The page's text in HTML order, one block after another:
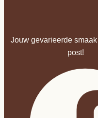
Jouw gevarieerde
post!